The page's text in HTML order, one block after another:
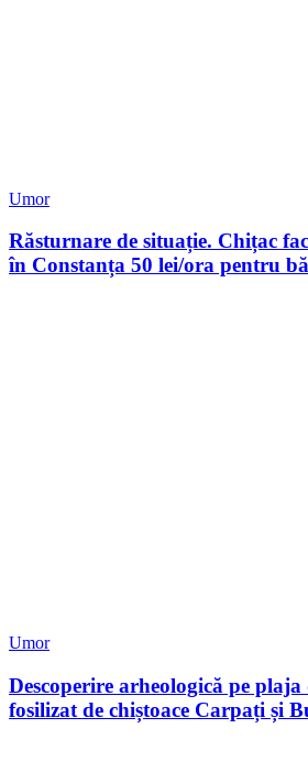
Umor
Răsturnare de situație. Chițac
în Constanța 50 lei/ora pentru
Umor
Descoperire arheologică pe
fosilizat de chiștoace Carpați și